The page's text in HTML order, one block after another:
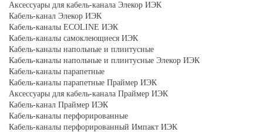
Аксессуары для кабель-канала Элекор ИЭК
Кабель-канал Элекор ИЭК
Кабель-каналы ECOLINE ИЭК
Кабель-каналы самоклеющиеся ИЭК
Кабель-каналы напольные и плинтусные
Кабель-каналы напольные и плинтусные Элекор ИЭК
Кабель-каналы парапетные
Кабель-каналы парапетные Праймер ИЭК
Аксессуары для кабель-канала Праймер ИЭК
Кабель-канал Праймер ИЭК
Кабель-каналы перфорированные
Кабель-каналы перфорированный Импакт ИЭК